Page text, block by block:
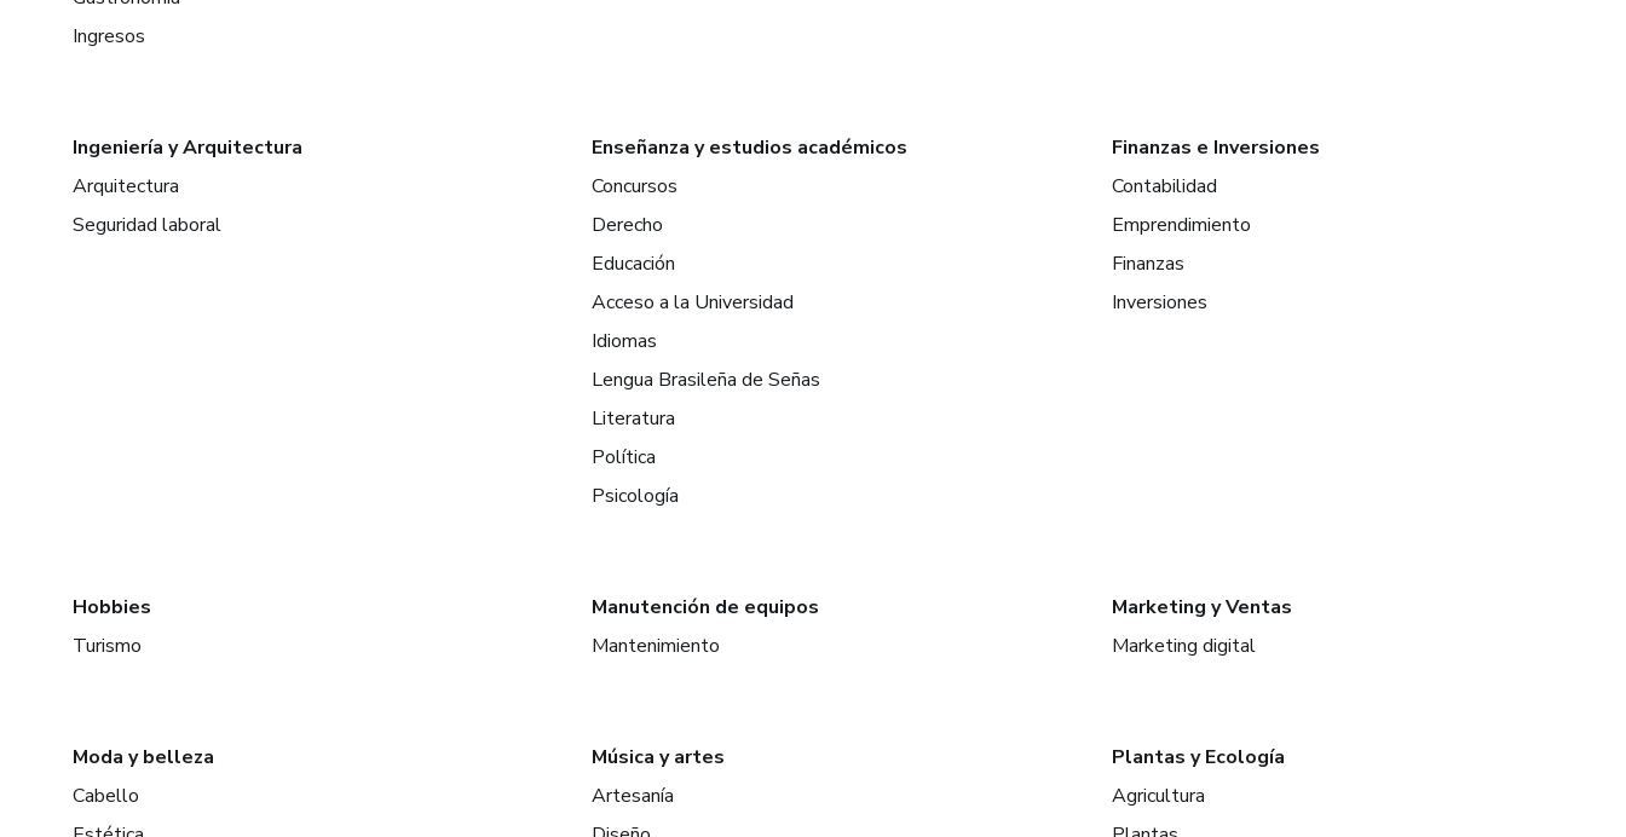
Ingresos
Ingeniería y Arquitectura
Arquitectura
Seguridad laboral
Enseñanza y estudios académicos
Concursos
Derecho
Educación
Acceso a la Universidad
Idiomas
Lengua Brasileña de Señas
Literatura
Política
Psicología
Finanzas e Inversiones
Contabilidad
Emprendimiento
Finanzas
Inversiones
Hobbies
Turismo
Manutención de equipos
Mantenimiento
Marketing y Ventas
Marketing digital
Moda y belleza
Cabello
Música y artes
Artesanía
Plantas y Ecología
Agricultura